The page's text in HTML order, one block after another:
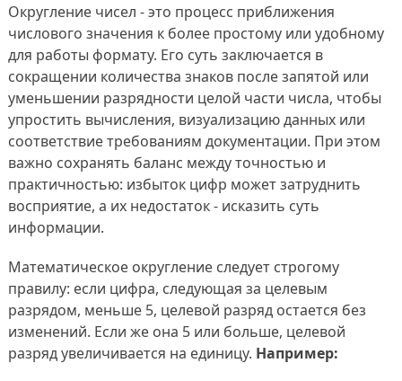
Округление чисел - это процесс приближения
числового значения к более простому или удобному
для работы формату. Его суть заключается в
сокращении количества знаков после запятой или
уменьшении разрядности целой части числа, чтобы
упростить вычисления, визуализацию данных или
соответствие требованиям документации. При этом
важно сохранять баланс между точностью и
практичностью: избыток цифр может затруднить
восприятие, а их недостаток - исказить суть
информации.
Математическое округление следует строгому
правилу: если цифра, следующая за целевым
разрядом, меньше 5, целевой разряд остается без
изменений. Если же она 5 или больше, целевой
разряд увеличивается на единицу. Например: